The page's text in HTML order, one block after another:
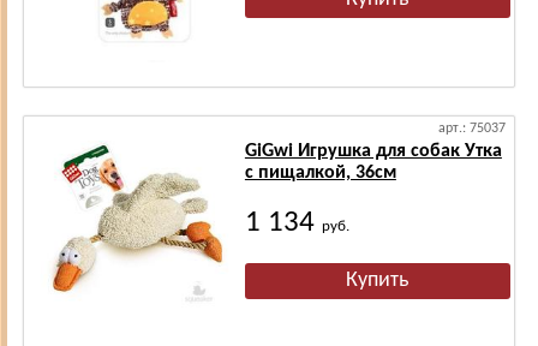
арт.: 75037
GiGwi Игрушка для собак Утка
с пищалкой, 36см
1 134 руб.